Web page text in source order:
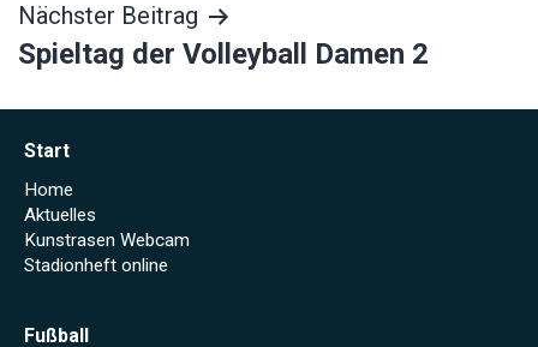
Nächster Beitrag
Spieltag der Volleyball Damen 2
Start
Home
Aktuelles
Kunstrasen Webcam
Stadionheft online
Fußball